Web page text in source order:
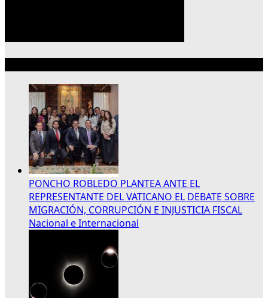
PONCHO ROBLEDO PLANTEA ANTE EL
REPRESENTANTE DEL VATICANO EL DEBATE SOBRE
MIGRACIÓN, CORRUPCIÓN E INJUSTICIA FISCAL
Nacional e Internacional